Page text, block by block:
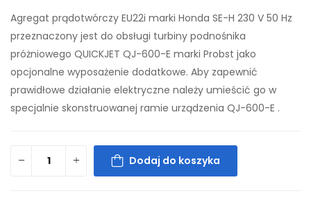
Agregat prądotwórczy EU22i marki Honda SE-H 230 V 50 Hz
przeznaczony jest do obsługi turbiny podnośnika
próżniowego QUICKJET QJ-600-E marki Probst jako
opcjonalne wyposażenie dodatkowe. Aby zapewnić
prawidłowe działanie elektryczne należy umieścić go w
specjalnie skonstruowanej ramie urządzenia QJ-600-E .
Dodaj do koszyka